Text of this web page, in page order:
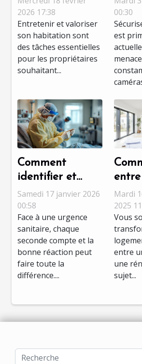
pour maintenir
la valeur de
votre maison
2026 17:38
Entretenir et valoriser
son habitation sont
des tâches essentielles
pour les propriétaires
souhaitant...
la
00:30
est
Comment
identifier et
réagir face à
une urgence
sanitaire ?
Samedi 17 janvier 2026
00:58
Face à une urgence
sanitaire, chaque
seconde compte et la
bonne réaction peut
faire toute la
différence....
et
pour
votre
Mardi
2025
Vous
entre
une
sujet...